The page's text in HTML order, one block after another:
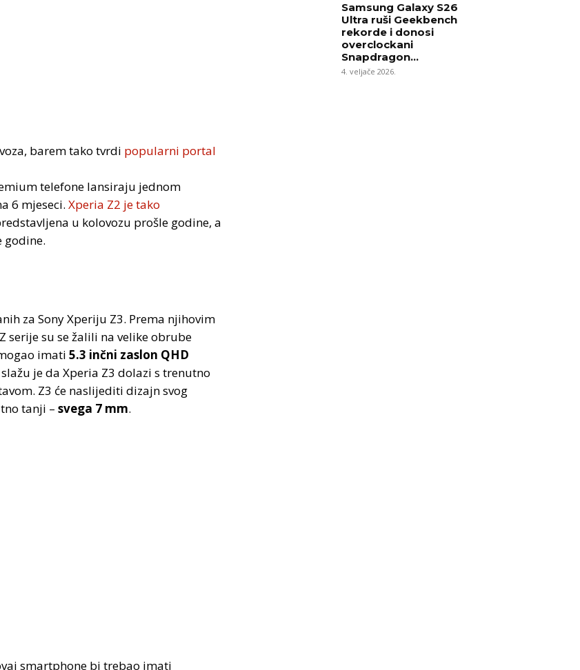
barem tako tvrdi popularni portal
telefone lansiraju jednom
6 mjeseci. Xperia Z2 je tako
u kolovozu prošle godine, a
godine.
za Sony Xperiju Z3. Prema njihovim
serije su se žalili na velike obrube
imati 5.3 inčni zaslon QHD
je da Xperia Z3 dolazi s trenutno
Z3 će naslijediti dizajn svog
tanji – svega 7 mm.
smartphone bi trebao imati
Samsung Galaxy S26
Ultra ruši Geekbench
rekorde i donosi
overclockani
Snapdragon...
4. veljače 2026.